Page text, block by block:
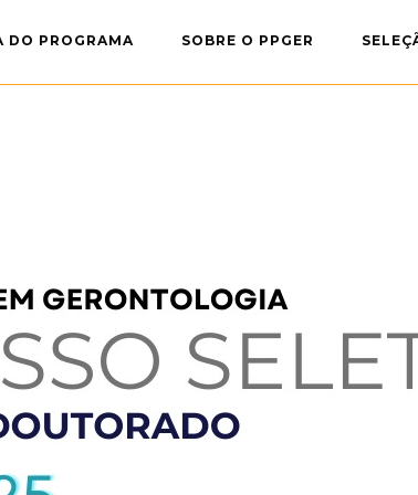
DO PROGRAMA SOBRE O PPGER